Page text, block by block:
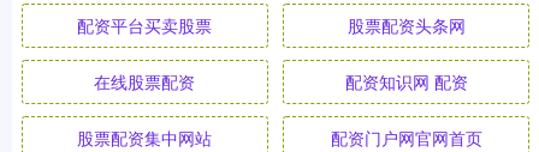
配资平台买卖股票 股票配资头条网
在线股票配资 配资知识网 配资
股票配资集中网站 配资门户网官网首页